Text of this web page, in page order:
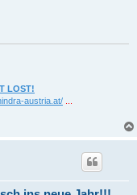
LOST!
austria.at/